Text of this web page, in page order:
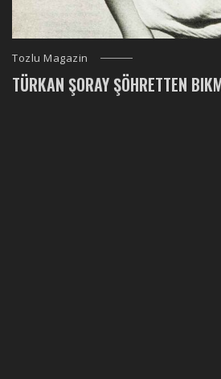
Tozlu Magazin
TÜRKAN ŞORAY ŞÖHRETTEN